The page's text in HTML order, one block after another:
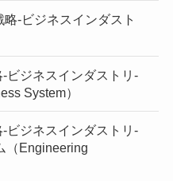
-ビジネスインダスト
ビジネスインダストリ-
System）
ビジネスインダストリ-
（Engineering